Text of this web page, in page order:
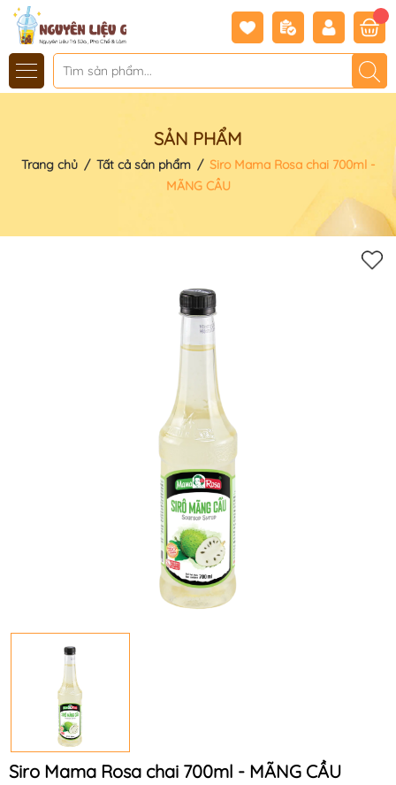
SẢN PHẨM
Trang chủ / Tất cả sản phẩm / Siro Mama Rosa chai 700ml -
MÃNG CẦU
Siro Mama Rosa chai 700ml - MÃNG CẦU